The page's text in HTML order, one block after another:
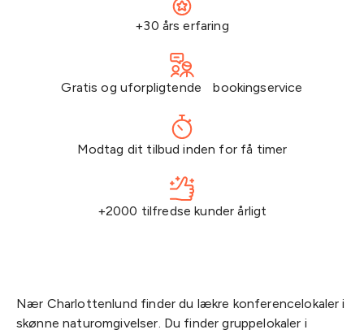
+30 års erfaring
Gratis og uforpligtende bookingservice
Modtag dit tilbud inden for få timer
+2000 tilfredse kunder årligt
Nær Charlottenlund finder du lækre konferencelokaler i
skønne naturomgivelser. Du finder gruppelokaler i